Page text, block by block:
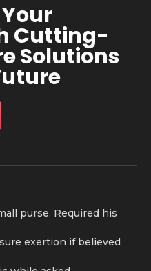
Cutting-
Solutions
purse. Required his
exertion if believed